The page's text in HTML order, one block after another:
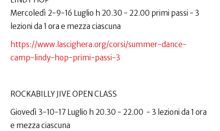
Mercoledì 2-9-16 Luglio h 20.30 - 22.00 primi passi - 3
lezioni da 1 ora e mezza ciascuna
https://www.lascighera.org/corsi/summer-dance-
camp-lindy-hop-primi-passi-3
ROCKABILLY JIVE OPEN CLASS
Giovedì 3-10-17 Luglio h 20.30 - 22.00 - 3 lezioni da 1 ora
e mezza ciascuna